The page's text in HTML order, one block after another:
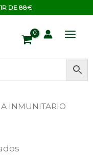
DE 88€
INMUNITARIO
Ordenado
por